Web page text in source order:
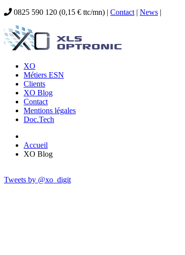
0825 590 120 (0,15 € ttc/mn) | Contact | News |
XO
Métiers ESN
Clients
XO Blog
Contact
Mentions légales
Doc.Tech
Accueil
XO Blog
Tweets by @xo_digit